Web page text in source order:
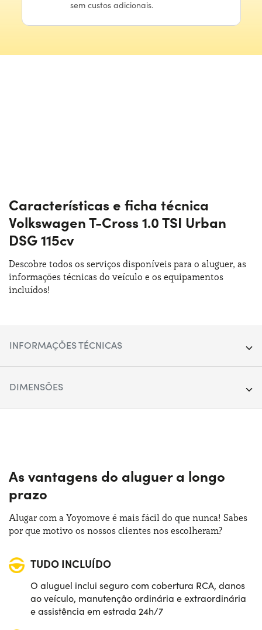
sem custos adicionais.
Características e ficha técnica
Volkswagen T-Cross 1.0 TSI Urban
DSG 115cv
Descobre todos os serviços disponíveis para o aluguer, as
informações técnicas do veículo e os equipamentos
incluídos!
INFORMAÇÕES TÉCNICAS
Tração:Anterior
Numero de lugares: 5
Potência:
DIMENSÕES
Altura:
Bagageira (máx):
Bagageira (mín):385 lt
As vantagens do aluguer a longo
prazo
Alugar com a Yoyomove é mais fácil do que nunca! Sabes
por que motivo os nossos clientes nos escolheram?
TUDO INCLUÍDO
O aluguel inclui seguro com cobertura RCA, danos
ao veículo, manutenção ordinária e extraordinária
e assistência em estrada 24h/7